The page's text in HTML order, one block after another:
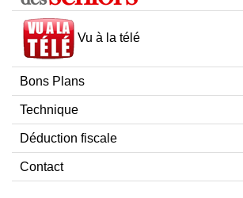
Vu à la télé
Bons Plans
Technique
Déduction fiscale
Contact